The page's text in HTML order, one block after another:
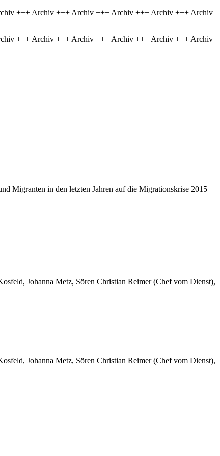
+++ Archiv +++ Archiv +++ Archiv +++ Archiv +++ Archiv
+++ Archiv +++ Archiv +++ Archiv +++ Archiv +++ Archiv
Migranten in den letzten Jahren auf die Migrationskrise 2015
Johanna Metz, Sören Christian Reimer (Chef vom Dienst),
Johanna Metz, Sören Christian Reimer (Chef vom Dienst),